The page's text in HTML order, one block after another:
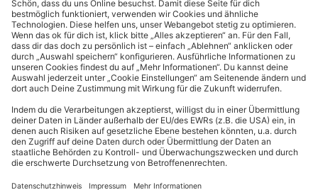
Cookie-Einstellungen
Kundeninformationen
ALDI Nord folgen